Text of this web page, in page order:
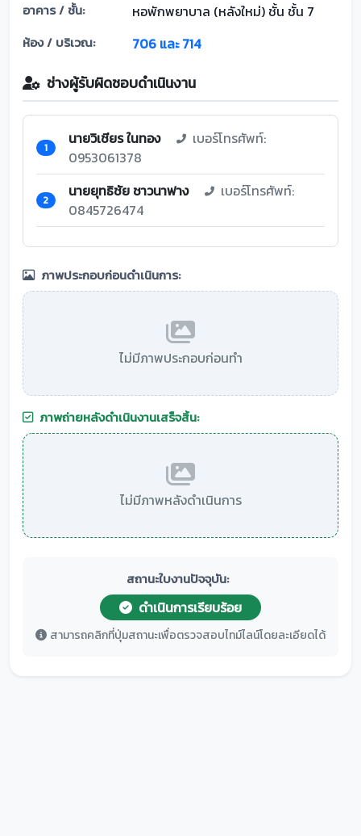
อาคาร / ชั้น: หอพักพยาบาล (หลังใหม่) ชั้น ชั้น 7
ห้อง / บริเวณ: 706 และ 714
ช่างผู้รับผิดชอบดำเนินงาน
1 นายวิเชียร ในทอง
เบอร์โทรศัพท์:
0953061378
2 นายยุทธิชัย ชาวนาฟาง
เบอร์โทรศัพท์:
0845726474
ภาพประกอบก่อนดำเนินการ:
ไม่มีภาพประกอบก่อนทำ
ภาพถ่ายหลังดำเนินงานเสร็จสิ้น:
ไม่มีภาพหลังดำเนินการ
สถานะใบงานปัจจุบัน:
ดำเนินการเรียบร้อย
สามารถคลิกที่ปุ่มสถานะเพื่อตรวจสอบไทม์ไลน์โดยละเอียดได้